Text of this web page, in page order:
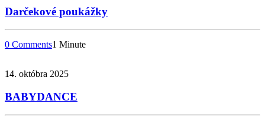
Darčekové poukážky
0 Comments1 Minute
14. októbra 2025
BABYDANCE